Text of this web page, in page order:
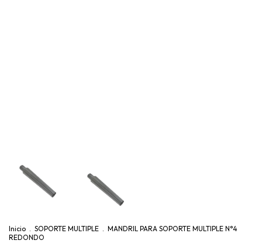
Inicio . SOPORTE MULTIPLE . MANDRIL PARA SOPORTE MULTIPLE N°4
REDONDO